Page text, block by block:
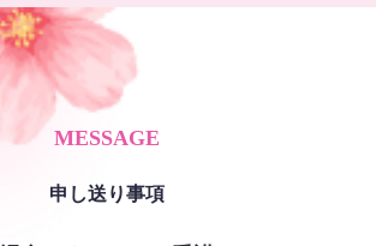
MESSAGE
申し送り事項